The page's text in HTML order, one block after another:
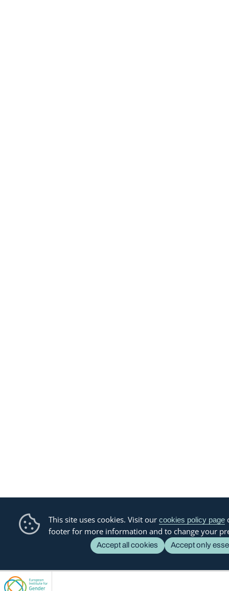
This site uses cookies. Visit our cookies policy page
footer for more information and to change your
Accept all cookies Accept only